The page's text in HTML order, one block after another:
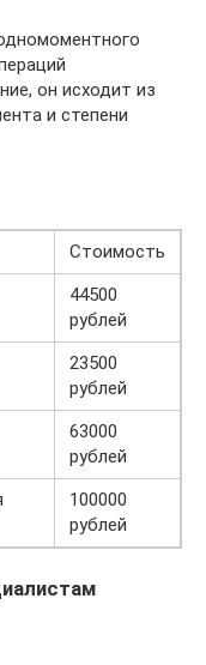
он исходит из
и степени
Стоимость
44500
рублей
23500
рублей
63000
рублей
100000
рублей